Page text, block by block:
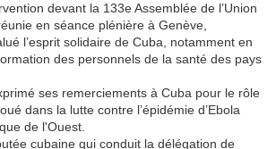
devant la 133e Assemblée de l’Union
en séance plénière à Genève,
l’esprit solidaire de Cuba, notamment en
des personnels de la santé des pays
ses remerciements à Cuba pour le rôle
dans la lutte contre l’épidémie d’Ebola
de l'Ouest.
cubaine qui conduit la délégation de